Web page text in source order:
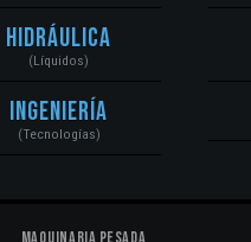
Hidráulica
(Líquidos)
Ingeniería
(Tecnologías)
Maquinaria Pesada